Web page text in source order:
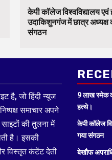
केपी कॉलेज विश्वविद्यालय
उदाकिशुनगंज में छात्र अध्यक्ष
संगठन
है, जो हिंदी न्यूज
समाचार अपने
की तुलना में
है। इसकी
विस्तृत कंटेंट देती
9 लाख स्मेक
हत्थे।
केपी कॉलेज
गया संगठन
बेखौफ